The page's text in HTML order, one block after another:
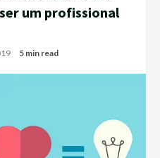
um profissional
5 min read